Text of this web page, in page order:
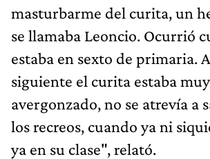
masturbarme del curita, un
se llamaba Leoncio. Ocurrió
estaba en sexto de primaria.
siguiente el curita estaba muy
avergonzado, no se atrevía a
los recreos, cuando ya ni
ya en su clase", relató.